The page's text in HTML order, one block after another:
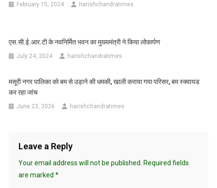
February 15, 2024 harishchandratimes
एस.सी.ई.आर.टी के नवनिर्मित भवन का मुख्यमंत्री ने किया लोकार्पण
July 24, 2024 harishchandratimes
मसूरी नगर पालिका को बम से उड़ाने की धमकी, खाली कराया गया परिसर, बम स्क्वायड
कर रहा जांच
June 23, 2026 harishchandratimes
Leave a Reply
Your email address will not be published.
Required fields
are marked *